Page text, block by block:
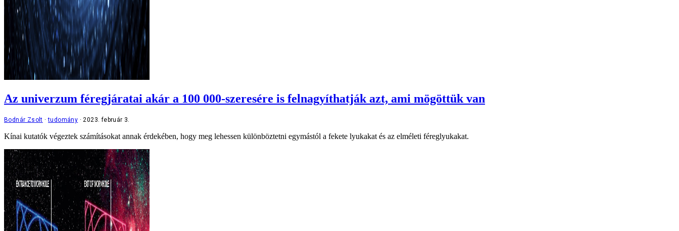
Az univerzum féregjáratai akár a 100 000-szeresére is felnagyíthatják azt, ami mögöttük van
Bodnár Zsolt tudomány 2023. február 3.
Kínai kutatók végeztek számításokat annak érdekében, hogy meg lehessen különböztetni egymástól a fekete lyukakat és az elméleti féreglyukakat.